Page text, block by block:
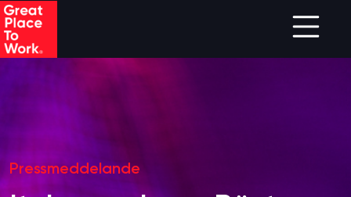
Skip to main content
Pressmeddelande